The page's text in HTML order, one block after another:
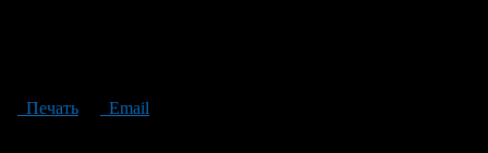
Печать
Email